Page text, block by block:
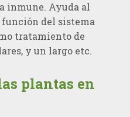
inmune. Ayuda al
del sistema
tratamiento de
y un largo etc.
plantas en